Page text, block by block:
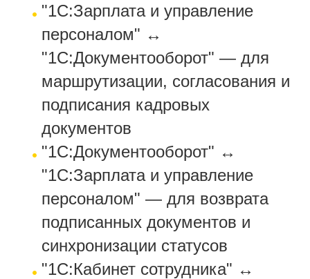
"1С:Зарплата и управление
персоналом" ↔
"1С:Документооборот" — для
маршрутизации, согласования и
подписания кадровых
документов
"1С:Документооборот" ↔
"1С:Зарплата и управление
персоналом" — для возврата
подписанных документов и
синхронизации статусов
"1С:Кабинет сотрудника" ↔